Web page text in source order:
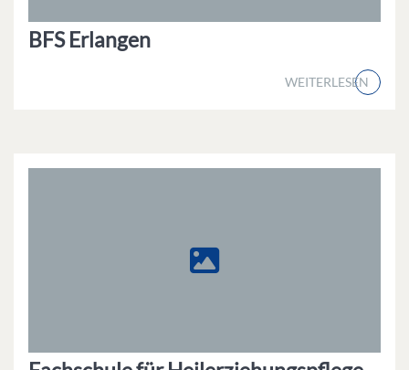
BFS Erlangen
WEITERLESEN